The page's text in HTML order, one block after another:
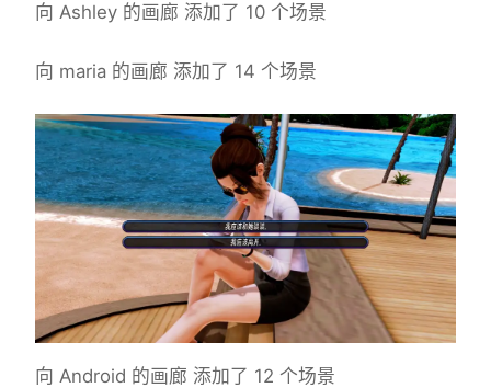
向 Ashley 的画廊 添加了 10 个场景
向 maria 的画廊 添加了 14 个场景
向 Android 的画廊 添加了 12 个场景